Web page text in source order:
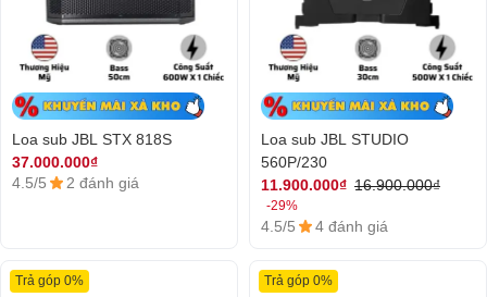
Loa sub JBL STX 818S
37.000.000₫
4.5/5
2 đánh giá
Loa sub JBL STUDIO
560P/230
11.900.000₫ 16.900.000₫
-29%
4.5/5 4 đánh giá
Trả góp 0% Trả góp 0%